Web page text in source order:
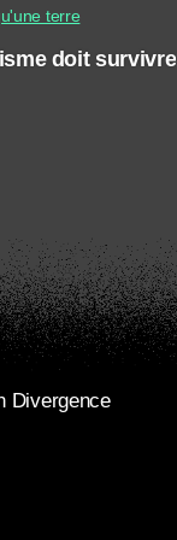
terre
doit survivre
Divergence